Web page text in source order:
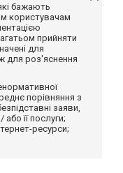
бажають
користувачам
прийняти
для
для роз'яснення
порівняння з
заяви,
її послуги;
ресурси;